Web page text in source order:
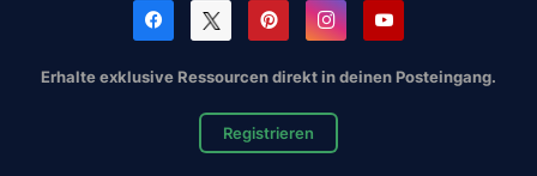
Erhalte exklusive Ressourcen direkt in deinen Posteingang.
Registrieren